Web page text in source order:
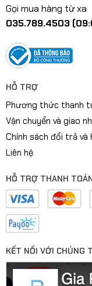
Gọi mua hàng từ xa
035.789.4503
HỖ TRỢ
Phương thức thanh
Vận chuyển và giao
Chính sách đổi trả và
Liên hệ
HỖ TRỢ THANH
KẾT NỐI VỚI CHÚNG